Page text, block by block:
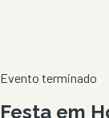
Evento terminado
Festa em